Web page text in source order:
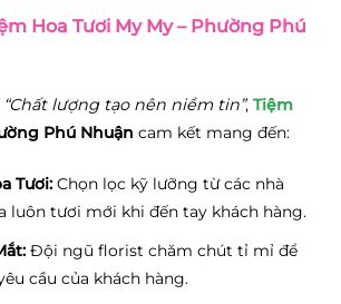
Hoa Tươi My My – Phường Phú
“Chất lượng tạo nên niềm tin”, Tiệm
Phú Nhuận cam kết mang đến:
Tươi:Chọn lọc kỹ lưỡng từ các nhà
luôn tươi mới khi đến tay khách hàng.
Đội ngũ florist chăm chút tỉ mỉ để
cầu của khách hàng.